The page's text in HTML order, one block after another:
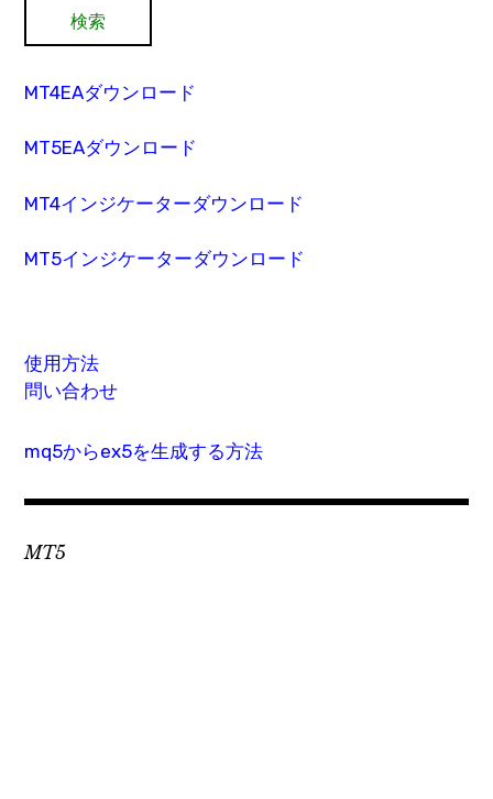
MT4EAダウンロード
MT5EAダウンロード
MT4インジケーターダウンロード
MT5インジケーターダウンロード
使用方法
問い合わせ
mq5からex5を生成する方法
MT5